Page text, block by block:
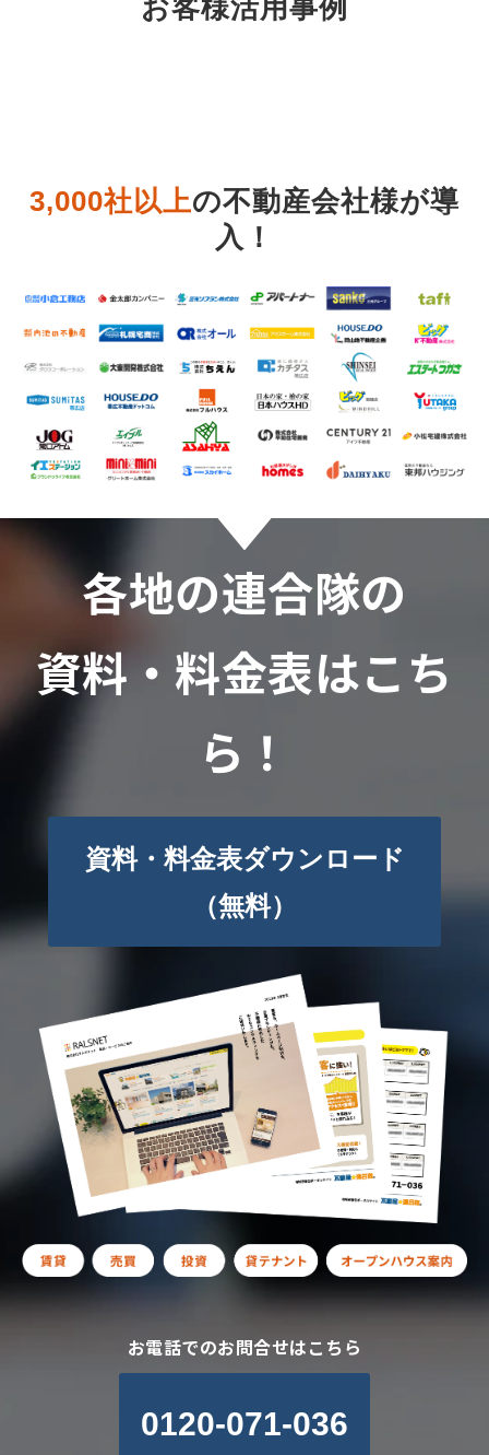
お客様活用事例
3,000社以上の不動産会社様が導
入 ！
各地の連合隊の
資料・料金表はこち
ら！
資料・料金表ダウンロード
（無料）
お電話でのお問合せはこちら
0120-071-036